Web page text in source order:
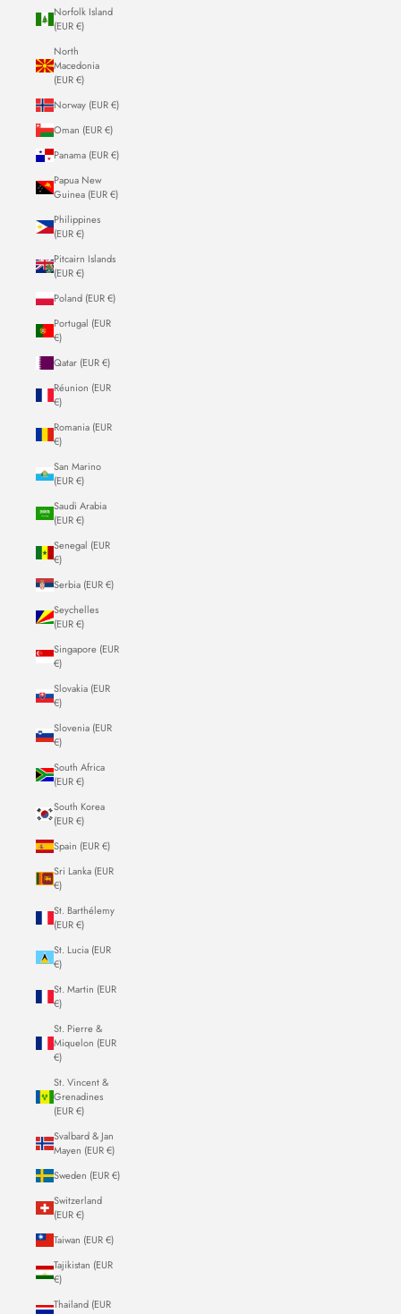
Norfolk Island
(EUR €)
North
Macedonia
(EUR €)
Norway (EUR €)
Oman (EUR €)
Panama (EUR €)
Papua New
Guinea (EUR €)
Philippines
(EUR €)
Pitcairn Islands
(EUR €)
Poland (EUR €)
Portugal (EUR
€)
Qatar (EUR €)
Réunion (EUR
€)
Romania (EUR
€)
San Marino
(EUR €)
Saudi Arabia
(EUR €)
Senegal (EUR
€)
Serbia (EUR €)
Seychelles
(EUR €)
Singapore (EUR
€)
Slovakia (EUR
€)
Slovenia (EUR
€)
South Africa
(EUR €)
South Korea
(EUR €)
Spain (EUR €)
Sri Lanka (EUR
€)
St. Barthélemy
(EUR €)
St. Lucia (EUR
€)
St. Martin (EUR
€)
St. Pierre &
Miquelon (EUR
€)
St. Vincent &
Grenadines
(EUR €)
Svalbard & Jan
Mayen (EUR €)
Sweden (EUR €)
Switzerland
(EUR €)
Taiwan (EUR €)
Tajikistan (EUR
€)
Thailand (EUR